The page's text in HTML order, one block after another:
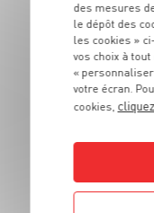
Le paquet
des mesures
le dépôt des
les cookies »
vos choix à
«
votre écran.
cookies,